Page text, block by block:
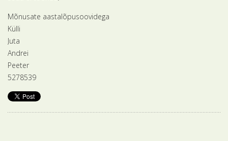
Mõnusate aastalõpusoovidega
Külli
Juta
Andrei
Peeter
5278539